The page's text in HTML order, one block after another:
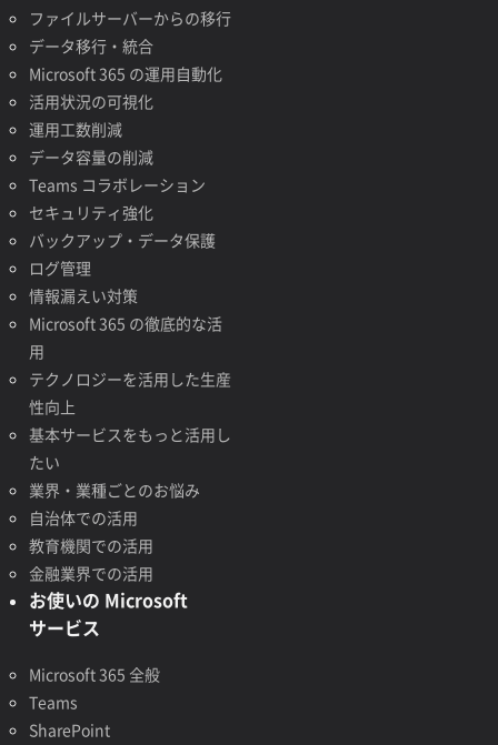
ファイルサーバーからの移行
データ移行・統合
Microsoft 365 の運用自動化
活用状況の可視化
運用工数削減
データ容量の削減
Teams コラボレーション
セキュリティ強化
バックアップ・データ保護
ログ管理
情報漏えい対策
Microsoft 365 の徹底的な活
用
テクノロジーを活用した生産
性向上
基本サービスをもっと活用し
たい
業界・業種ごとのお悩み
自治体での活用
教育機関での活用
金融業界での活用
お使いの Microsoft
サービス
Microsoft 365 全般
Teams
SharePoint